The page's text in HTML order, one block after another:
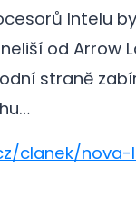
Intelu
od Arrow
straně
clanek/nova-